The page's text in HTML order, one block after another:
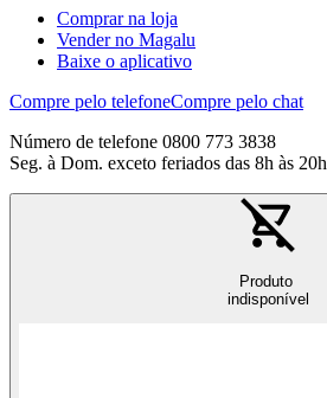
Comprar na loja
Vender no Magalu
Baixe o aplicativo
Compre pelo telefoneCompre pelo chat
Número de telefone 0800 773 3838
Seg. à Dom. exceto feriados das 8h às 20h
Produto
indisponível